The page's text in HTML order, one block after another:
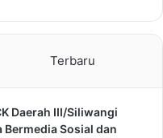
Terbaru
Daerah III/Siliwangi
Bermedia Sosial dan